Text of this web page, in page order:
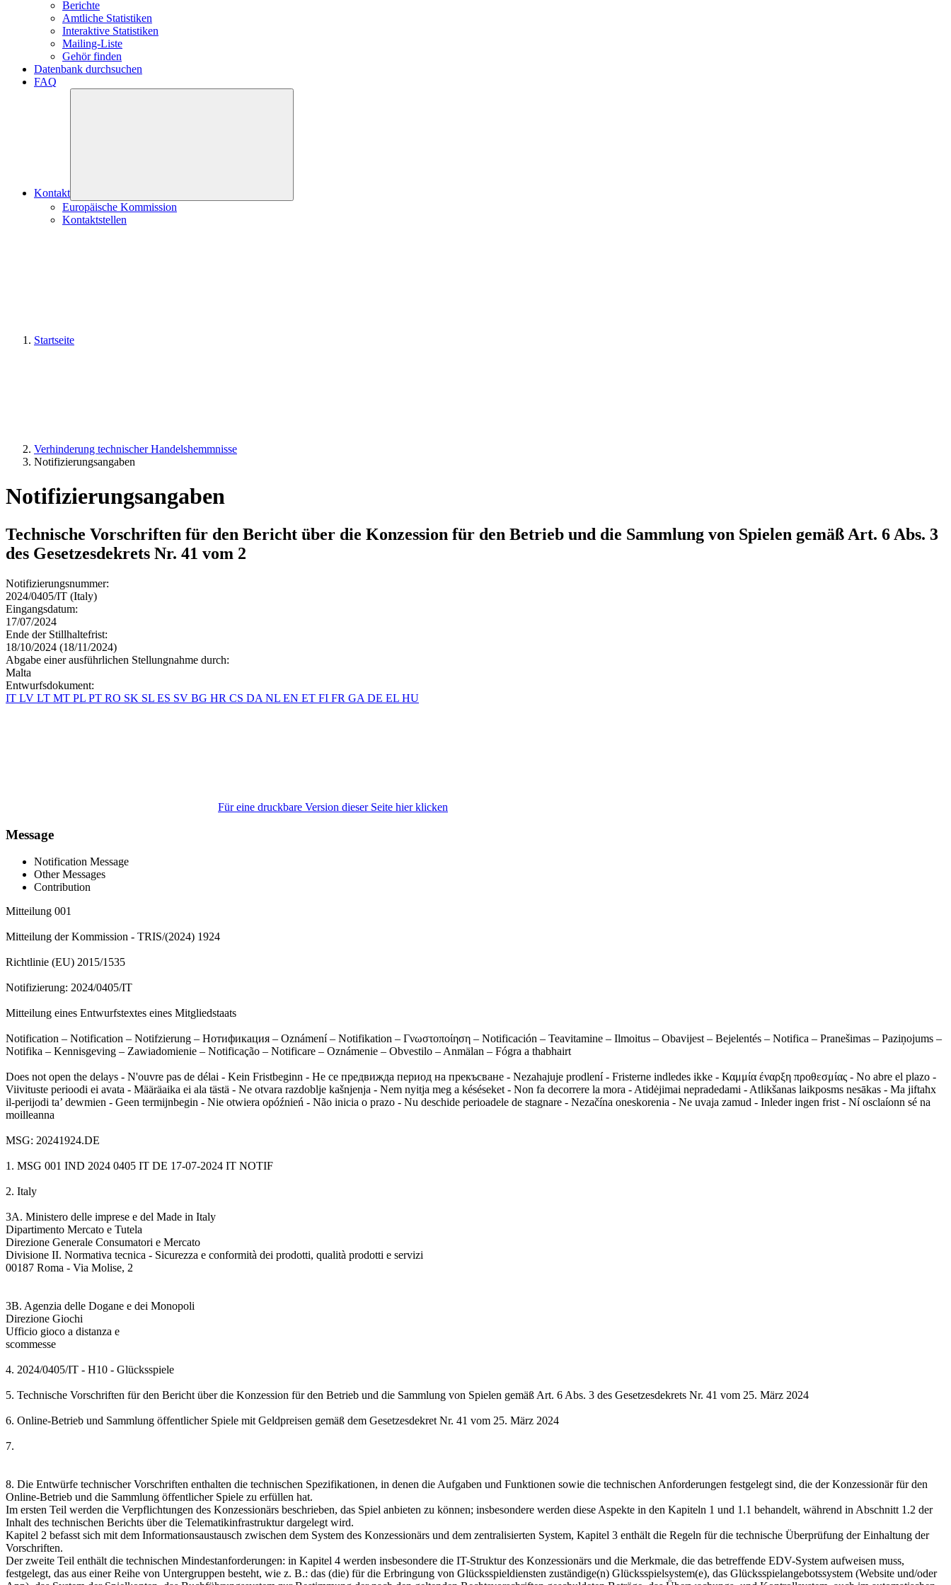
Berichte
Amtliche Statistiken
Interaktive Statistiken
Mailing-Liste
Gehör finden
Datenbank durchsuchen
FAQ
Kontakt
Europäische Kommission
Kontaktstellen
Startseite
Verhinderung technischer Handelshemmnisse
Notifizierungsangaben
Notifizierungsangaben
Technische Vorschriften für den Bericht über die Konzession für den Betrieb und die Sammlung von Spielen gemäß Art. 6 Abs. 3
des Gesetzesdekrets Nr. 41 vom 2
Notifizierungsnummer:
2024/0405/IT (Italy)
Eingangsdatum:
17/07/2024
Ende der Stillhaltefrist:
18/10/2024 (18/11/2024)
Abgabe einer ausführlichen Stellungnahme durch:
Malta
Entwurfsdokument:
IT LV LT MT PL PT RO SK SL ES SV BG HR CS DA NL EN ET FI FR GA DE EL HU
Für eine druckbare Version dieser Seite hier klicken
Message
Notification Message
Other Messages
Contribution
Mitteilung 001
Mitteilung der Kommission - TRIS/(2024) 1924
Richtlinie (EU) 2015/1535
Notifizierung: 2024/0405/IT
Mitteilung eines Entwurfstextes eines Mitgliedstaats
Notification – Notification – Notifzierung – Нотификация – Oznámení – Notifikation – Γνωστοποίηση – Notificación – Teavitamine – Ilmoitus – Obavijest – Bejelentés – Notifica – Pranešimas – Paziņojums –
Notifika – Kennisgeving – Zawiadomienie – Notificação – Notificare – Oznámenie – Obvestilo – Anmälan – Fógra a thabhairt
Does not open the delays - N'ouvre pas de délai - Kein Fristbeginn - Не се предвижда период на прекъсване - Nezahajuje prodlení - Fristerne indledes ikke - Καμμία έναρξη προθεσμίας - No abre el plazo -
Viivituste perioodi ei avata - Määräaika ei ala tästä - Ne otvara razdoblje kašnjenja - Nem nyitja meg a késéseket - Non fa decorrere la mora - Atidėjimai nepradedami - Atlikšanas laikposms nesākas - Ma jiftaħx
il-perijodi ta’ dewmien - Geen termijnbegin - Nie otwiera opóźnień - Não inicia o prazo - Nu deschide perioadele de stagnare - Nezačína oneskorenia - Ne uvaja zamud - Inleder ingen frist - Ní osclaíonn sé na
moilleanna
MSG: 20241924.DE
1. MSG 001 IND 2024 0405 IT DE 17-07-2024 IT NOTIF
2. Italy
3A. Ministero delle imprese e del Made in Italy
Dipartimento Mercato e Tutela
Direzione Generale Consumatori e Mercato
Divisione II. Normativa tecnica - Sicurezza e conformità dei prodotti, qualità prodotti e servizi
00187 Roma - Via Molise, 2
3B. Agenzia delle Dogane e dei Monopoli
Direzione Giochi
Ufficio gioco a distanza e
scommesse
4. 2024/0405/IT - H10 - Glücksspiele
5. Technische Vorschriften für den Bericht über die Konzession für den Betrieb und die Sammlung von Spielen gemäß Art. 6 Abs. 3 des Gesetzesdekrets Nr. 41 vom 25. März 2024
6. Online-Betrieb und Sammlung öffentlicher Spiele mit Geldpreisen gemäß dem Gesetzesdekret Nr. 41 vom 25. März 2024
7.
8. Die Entwürfe technischer Vorschriften enthalten die technischen Spezifikationen, in denen die Aufgaben und Funktionen sowie die technischen Anforderungen festgelegt sind, die der Konzessionär für den
Online-Betrieb und die Sammlung öffentlicher Spiele zu erfüllen hat.
Im ersten Teil werden die Verpflichtungen des Konzessionärs beschrieben, das Spiel anbieten zu können; insbesondere werden diese Aspekte in den Kapiteln 1 und 1.1 behandelt, während in Abschnitt 1.2 der
Inhalt des technischen Berichts über die Telematikinfrastruktur dargelegt wird.
Kapitel 2 befasst sich mit dem Informationsaustausch zwischen dem System des Konzessionärs und dem zentralisierten System, Kapitel 3 enthält die Regeln für die technische Überprüfung der Einhaltung der
Vorschriften.
Der zweite Teil enthält die technischen Mindestanforderungen: in Kapitel 4 werden insbesondere die IT-Struktur des Konzessionärs und die Merkmale, die das betreffende EDV-System aufweisen muss,
festgelegt, das aus einer Reihe von Untergruppen besteht, wie z. B.: das (die) für die Erbringung von Glücksspieldiensten zuständige(n) Glücksspielsystem(e), das Glücksspielangebotssystem (Website und/oder